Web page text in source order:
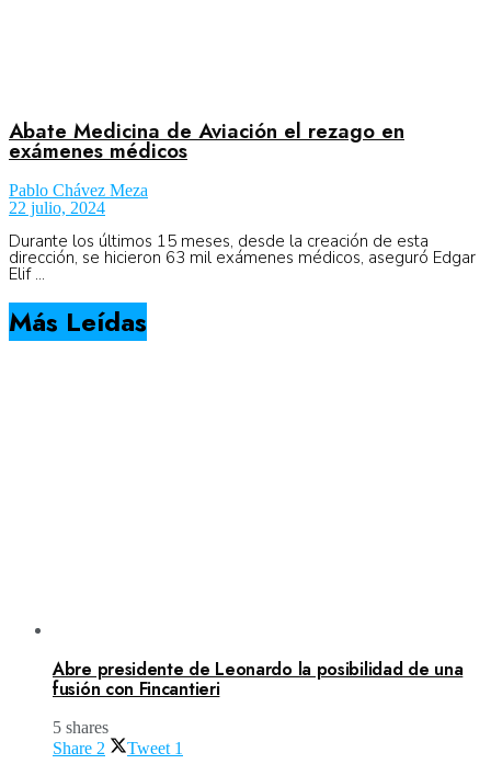
View All Result
Abate Medicina de Aviación el rezago en
exámenes médicos
Pablo Chávez Meza
22 julio, 2024
Durante los últimos 15 meses, desde la creación de esta
dirección, se hicieron 63 mil exámenes médicos, aseguró Edgar
Elif ...
Más Leídas
Abre presidente de Leonardo la posibilidad de una
fusión con Fincantieri
5 shares
Share 2 Tweet 1